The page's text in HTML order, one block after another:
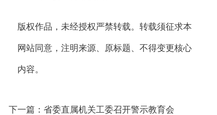
版权作品，未经授权严禁转载。转载须征求本
网站同意，注明来源、原标题、不得变更核心
内容。
下一篇：省委直属机关工委召开警示教育会